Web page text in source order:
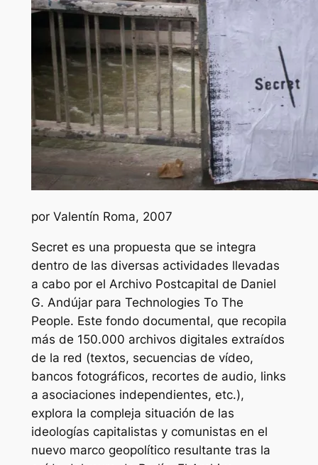
por Valentín Roma, 2007
Secret es una propuesta que se integra
dentro de las diversas actividades llevadas
a cabo por el Archivo Postcapital de Daniel
G. Andújar para Technologies To The
People. Este fondo documental, que recopila
más de 150.000 archivos digitales extraídos
de la red (textos, secuencias de vídeo,
bancos fotográficos, recortes de audio, links
a asociaciones independientes, etc.),
explora la compleja situación de las
ideologías capitalistas y comunistas en el
nuevo marco geopolítico resultante tras la